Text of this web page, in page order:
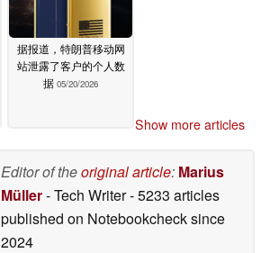
据报道，特朗普移动网
站泄露了客户的个人数
据 05/20/2026
Show more articles
Editor of theoriginal article: Marius
Müller- Tech Writer- 5233 articles
published on Notebookchecksince
2024